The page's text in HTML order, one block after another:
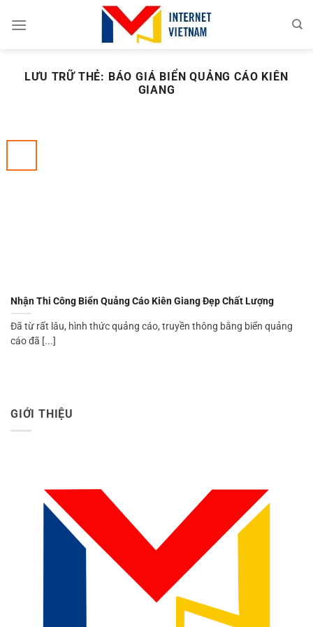
đến
LƯU TRỮ THẺ: BÁO GIÁ BIỂN QUẢNG CÁO KIÊN
GIANG
Nhận Thi Công Biển Quảng Cáo Kiên Giang Đẹp Chất Lượng
Đã từ rất lâu, hình thức quảng cáo, truyền thông bằng biển quảng
cáo đã [...]
GIỚI THIỆU